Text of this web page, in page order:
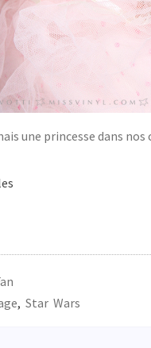
une princesse dans
, Star Wars